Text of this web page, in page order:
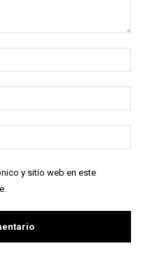
y sitio web en este